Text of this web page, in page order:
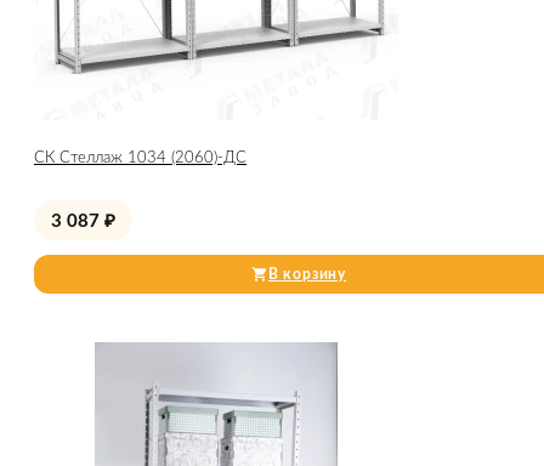
СК Стеллаж 1034 (2060)-ДС
3 087 ₽
В корзину